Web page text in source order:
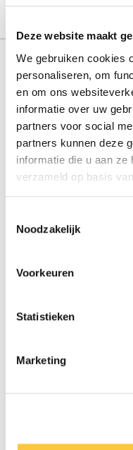
Deze website maakt
We gebruiken cookies
personaliseren, om
en om ons
informatie over uw
partners voor social
partners kunnen deze
informatie die u aan
verzameld op basis
Noodzakelijk
Voorkeuren
Statistieken
Marketing
151.000+
+15 years
8.8 from our
Festival Travel
Partners
Newsletter
Group travel
Need any assistance?